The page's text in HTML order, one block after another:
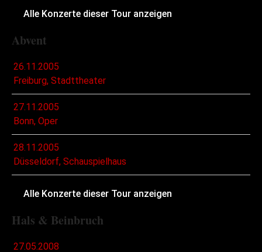
Alle Konzerte dieser Tour anzeigen
Abvent
26.11.2005
Freiburg, Stadttheater
27.11.2005
Bonn, Oper
28.11.2005
Düsseldorf, Schauspielhaus
Alle Konzerte dieser Tour anzeigen
Hals & Beinbruch
27.05.2008